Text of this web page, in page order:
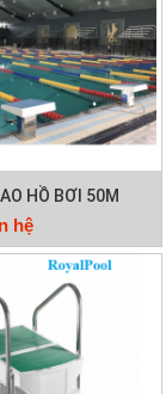
HỒ BƠI 50M
hệ